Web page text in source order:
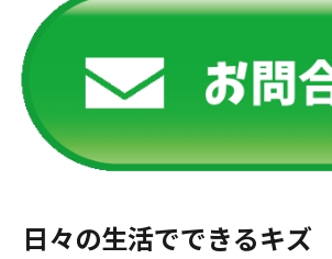
日々の生活でできるキズ